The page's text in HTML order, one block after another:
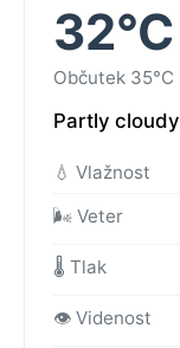
32°C
Občutek 35°C
Partly cloudy
💧 Vlažnost
🌬️ Veter
🌡️ Tlak
👁️ Videnost